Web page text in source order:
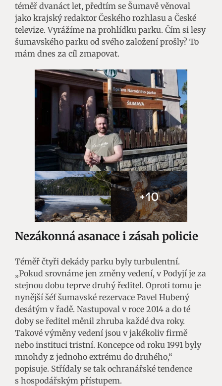
téměř dvanáct let, předtím se Šumavě věnoval
jako krajský redaktor Českého rozhlasu a České
televize. Vyrážíme na prohlídku parku. Čím si lesy
šumavského parku od svého založení prošly? To
mám dnes za cíl zmapovat.
+10
Nezákonná asanace i zásah policie
Téměř čtyři dekády parku byly turbulentní.
„Pokud srovnáme jen změny vedení, v Podyjí je za
stejnou dobu teprve druhý ředitel. Oproti tomu je
nynější šéf šumavské rezervace Pavel Hubený
desátým v řadě. Nastupoval v roce 2014 a do té
doby se ředitel měnil zhruba každé dva roky.
Takové výměny vedení jsou v jakékoliv firmě
nebo instituci tristní. Koncepce od roku 1991 byly
mnohdy z jednoho extrému do druhého,“
popisuje. Střídaly se tak ochranářské tendence
s hospodářským přístupem.